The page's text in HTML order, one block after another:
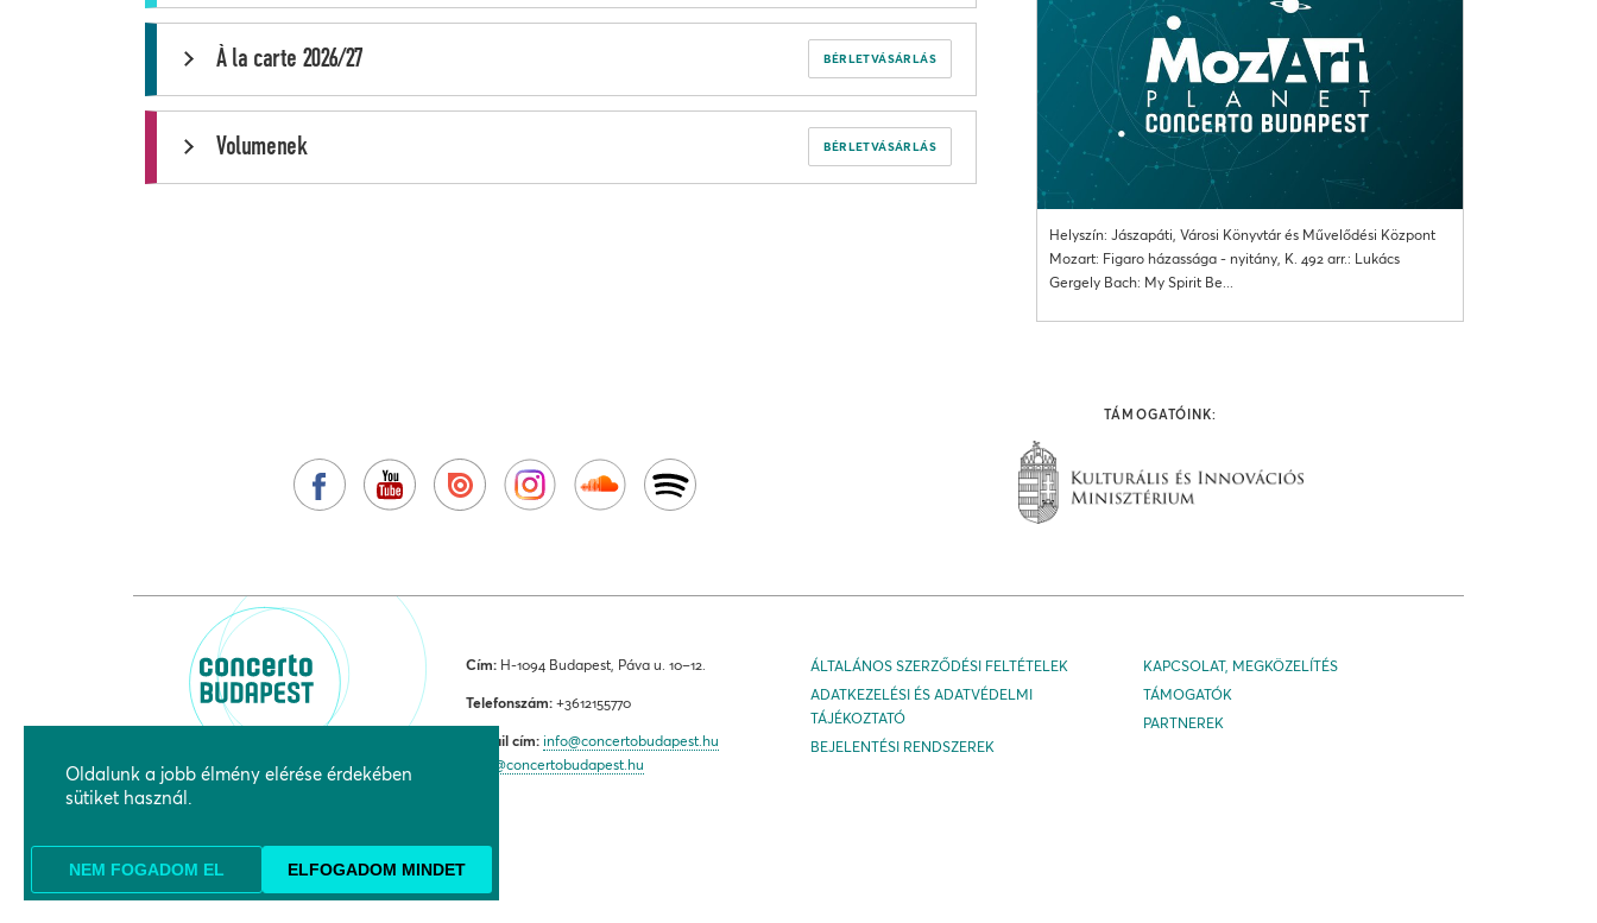
BÉRLETVÁSÁRLÁS
À la carte 2026/27
BÉRLETVÁSÁRLÁS
Volumenek
Helyszín: Jászapáti, Városi Könyvtár és Művelődési Központ
Mozart: Figaro házassága - nyitány, K. 492 arr.: Lukács
Gergely Bach: My Spirit Be...
TÁMOGATÓINK:
Cím: H-1094 Budapest, Páva u. 10–12.
Telefonszám: +3612155770
E-mail cím: info@concertobudapest.hu
jegy@concertobudapest.hu
ÁLTALÁNOS SZERZŐDÉSI FELTÉTELEK
ADATKEZELÉSI ÉS ADATVÉDELMI
TÁJÉKOZTATÓ
BEJELENTÉSI RENDSZEREK
KAPCSOLAT, MEGKÖZELÍTÉS
TÁMOGATÓK
PARTNEREK
Oldalunk a jobb élmény elérése érdekében
sütiket használ.
NEM FOGADOM EL ELFOGADOM MINDET